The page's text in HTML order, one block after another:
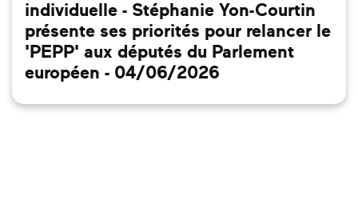
individuelle - Stéphanie Yon-Courtin
présente ses priorités pour relancer le
'PEPP' aux députés du Parlement
européen - 04/06/2026